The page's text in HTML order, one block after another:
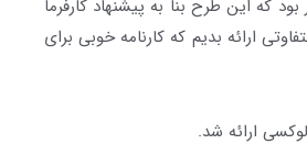
که این طرح بنا به پیشنهاد کارفرما
ارائه بدیم که کارنامه خوبی برای
ارائه شد.